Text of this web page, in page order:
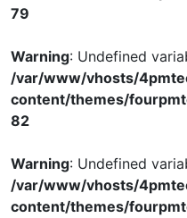
79
Warning: Undefined
/var/www/vhosts/
content/themes/
82
Warning: Undefined
/var/www/vhosts/
content/themes/